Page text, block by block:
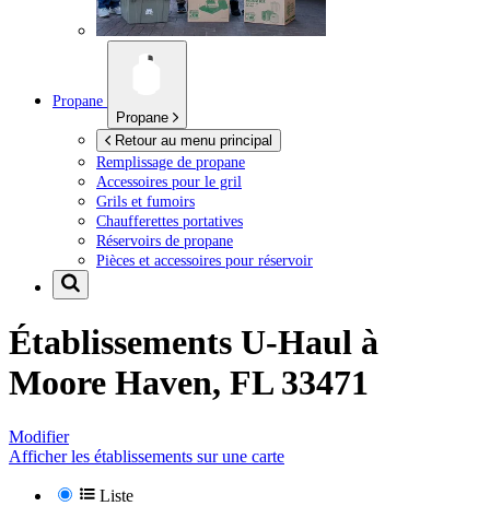
Propane
Propane
Retour au menu principal
Remplissage de propane
Accessoires pour le gril
Grils et fumoirs
Chaufferettes portatives
Réservoirs de propane
Pièces et accessoires pour réservoir
Établissements U-Haul à
Moore Haven, FL 33471
Modifier
Afficher les établissements sur une carte
Liste